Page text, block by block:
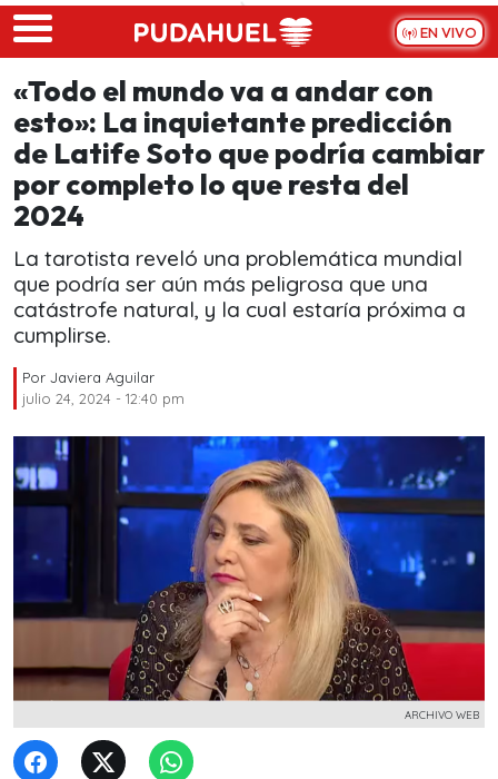
Skip to main content
EN VIVO
«Todo el mundo va a andar con
esto»: La inquietante predicción
de Latife Soto que podría cambiar
por completo lo que resta del
2024
La tarotista reveló una problemática mundial
que podría ser aún más peligrosa que una
catástrofe natural, y la cual estaría próxima a
cumplirse.
Por Javiera Aguilar
julio 24, 2024 - 12:40 pm
ARCHIVO WEB